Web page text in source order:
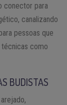
conector para
canalizando
pessoas que
técnicas como
BUDISTAS